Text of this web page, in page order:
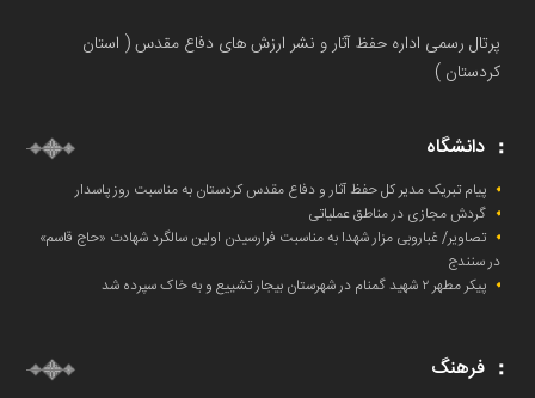
پرتال رسمی اداره حفظ آثار و نشر ارزش های دفاع مقدس ( استان
کردستان )
دانشگاه
پیام تبریک مدیر کل حفظ آثار و دفاع مقدس کردستان به مناسبت روز پاسدار
گردش مجازی در مناطق عملیاتی
تصاویر/ غباروبی مزار شهدا به مناسبت فرارسیدن اولین سالگرد شهادت «حاج قاسم»
در سنندج
پیکر مطهر ۲ شهید گمنام در شهرستان بیجار تشییع و به خاک‌ سپرده شد
فرهنگ